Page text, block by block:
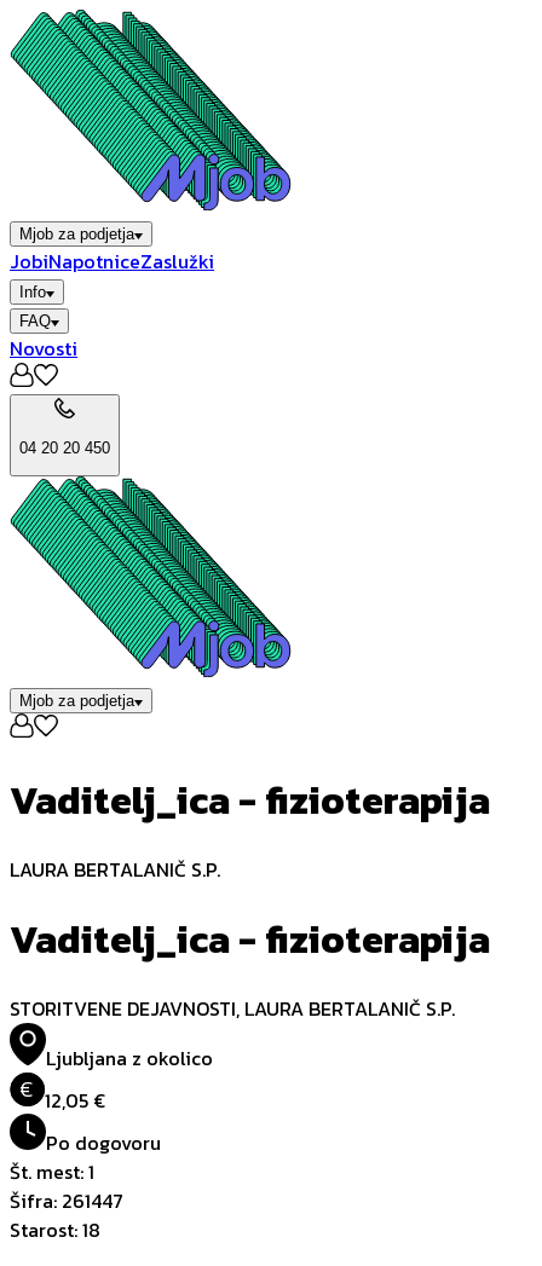
Mjob za podjetja
JobiNapotniceZaslužki
Info
FAQ
Novosti
04 20 20 450
Mjob za podjetja
Vaditelj_ica - fizioterapija
LAURA BERTALANIČ S.P.
Vaditelj_ica - fizioterapija
STORITVENE DEJAVNOSTI, LAURA BERTALANIČ S.P.
Ljubljana z okolico
€ 12,05 €
Po dogovoru
Št. mest:1
Šifra: 261447
Starost:18